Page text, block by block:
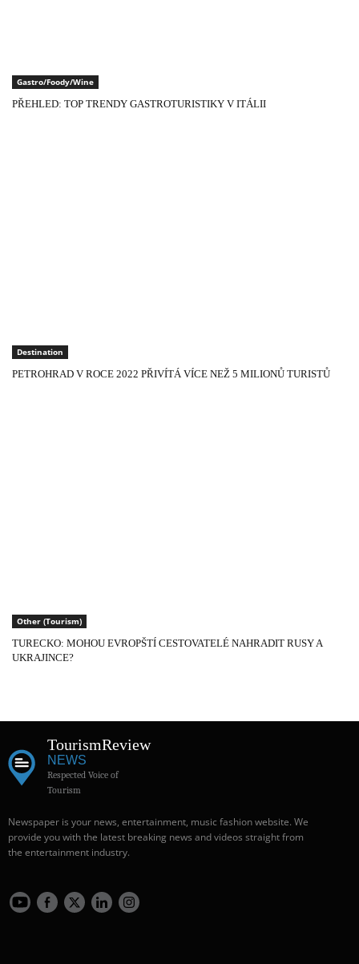
Gastro/Foody/Wine
PŘEHLED: TOP TRENDY GASTROTURISTIKY V ITÁLII
Destination
PETROHRAD V ROCE 2022 PŘIVÍTÁ VÍCE NEŽ 5 MILIONŮ TURISTŮ
Other (Tourism)
TURECKO: MOHOU EVROPŠTÍ CESTOVATELÉ NAHRADIT RUSY A
UKRAJINCE?
TourismReview
NEWS
Respected Voice of
Tourism
Newspaper is your news, entertainment, music fashion website. We
provide you with the latest breaking news and videos straight from
the entertainment industry.